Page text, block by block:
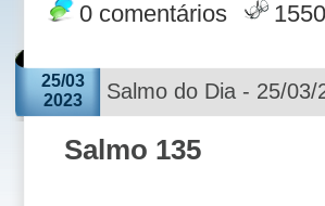
0 comentários
25/03
2023
Salmo do Dia - 25/03/
Salmo 135